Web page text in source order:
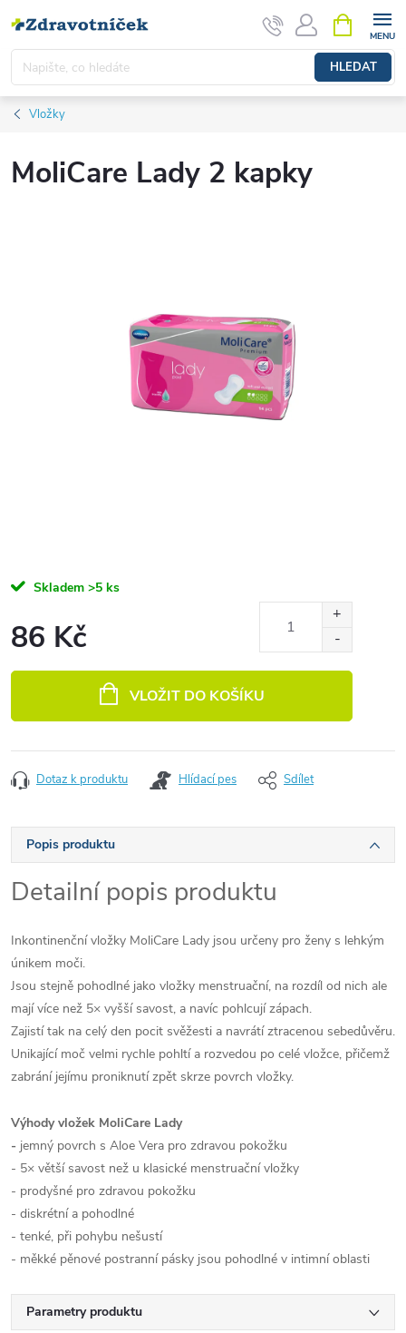
HLEDAT
Vložky
MoliCare Lady 2 kapky
Skladem >5 ks
86 Kč
VLOŽIT DO KOŠÍKU
Dotaz k produktu Hlídací pes Sdílet
Popis produktu
Detailní popis produktu
Inkontinenční vložky MoliCare Lady jsou určeny pro ženy s lehkým
únikem moči.
Jsou stejně pohodlné jako vložky menstruační, na rozdíl od nich ale
mají více než 5× vyšší savost, a navíc pohlcují zápach.
Zajistí tak na celý den pocit svěžesti a navrátí ztracenou sebedůvěru.
Unikající moč velmi rychle pohltí a rozvedou po celé vložce, přičemž
zabrání jejímu proniknutí zpět skrze povrch vložky.
Výhody vložek MoliCare Lady
- jemný povrch s Aloe Vera pro zdravou pokožku
- 5× větší savost než u klasické menstruační vložky
- prodyšné pro zdravou pokožku
- diskrétní a pohodlné
- tenké, při pohybu nešustí
- měkké pěnové postranní pásky jsou pohodlné v intimní oblasti
Parametry produktu